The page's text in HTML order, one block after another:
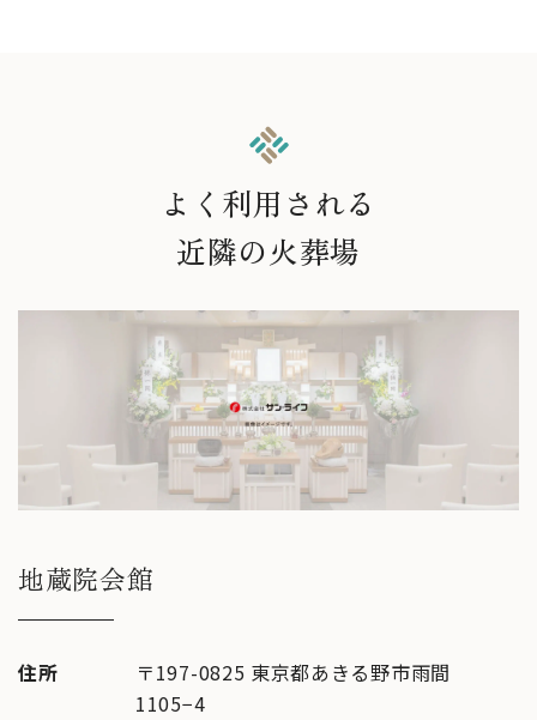
よく利用される
近隣の火葬場
地蔵院会館
住所
〒197-0825 東京都あきる野市雨間
1105−4